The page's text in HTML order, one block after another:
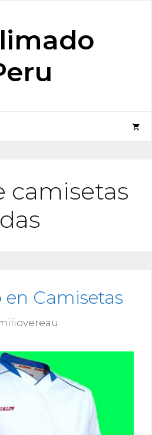
camisetas
Camisetas